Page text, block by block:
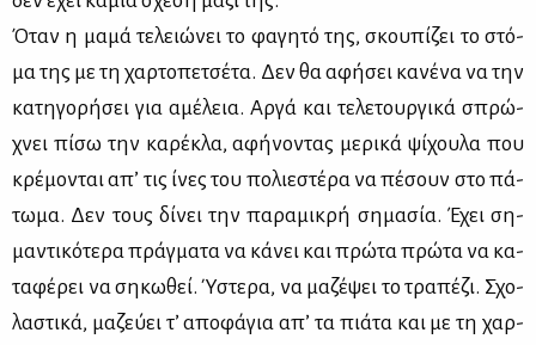
Όταν η μα­μά τε­λειώ­νει το φα­γη­τό της, σκου­πί­ζει το στό­
μα της με τη χαρ­το­πε­τσέ­τα. Δεν θα αφή­σει κα­νέ­να να την
κα­τη­γο­ρή­σει για αμέ­λεια. Αρ­γά και τε­λε­τουρ­γι­κά σπρώ­
χνει πί­σω την κα­ρέ­κλα, αφή­νο­ντας με­ρι­κά ψί­χου­λα που
κρέ­μο­νται απ’ τις ίνες του πο­λιε­στέ­ρα να πέ­σουν στο πά­
τω­μα. Δεν τους δί­νει την πα­ρα­μι­κρή ση­μα­σία. Έχει ση­
μα­ντι­κό­τε­ρα πράγ­μα­τα να κά­νει και πρώ­τα πρώ­τα να κα­
τα­φέ­ρει να ση­κω­θεί. Ύστε­ρα, να μα­ζέ­ψει το τρα­πέ­ζι. Σχο­
λα­στι­κά, μα­ζεύ­ει τ’ απο­φά­για απ’ τα πιά­τα και με τη χαρ­